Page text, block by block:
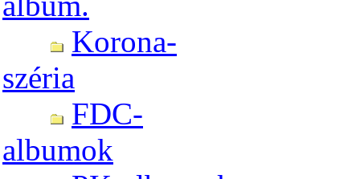
Korona-
széria
FDC-
albumok